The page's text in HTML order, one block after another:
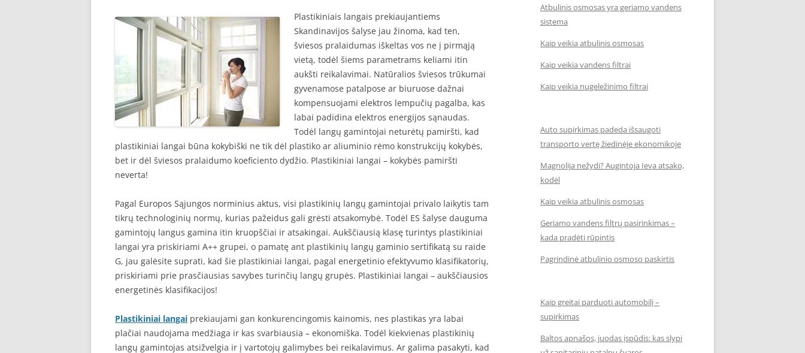
Plastikiniais langais prekiaujantiems
Skandinavijos šalyse jau žinoma, kad ten,
šviesos pralaidumas iškeltas vos ne į pirmąją
vietą, todėl šiems parametrams keliami itin
aukšti reikalavimai. Natūralios šviesos trūkumai
gyvenamose patalpose ar biuruose dažnai
kompensuojami elektros lempučių pagalba, kas
labai padidina elektros energijos sąnaudas.
Todėl langų gamintojai neturėtų pamiršti, kad
plastikiniai langai būna kokybiški ne tik dėl plastiko ar aliuminio rėmo konstrukcijų kokybės,
bet ir dėl šviesos pralaidumo koeficiento dydžio. Plastikiniai langai – kokybės pamiršti
neverta!
Pagal Europos Sąjungos norminius aktus, visi plastikinių langų gamintojai privalo laikytis tam
tikrų technologinių normų, kurias pažeidus gali grėsti atsakomybė. Todėl ES šalyse dauguma
gamintojų langus gamina itin kruopščiai ir atsakingai. Aukščiausią klasę turintys plastikiniai
langai yra priskiriami A++ grupei, o pamatę ant plastikinių langų gaminio sertifikatą su raide
G, jau galėsite suprati, kad šie plastikiniai langai, pagal energetinio efektyvumo klasifikatorių,
priskiriami prie prasčiausias savybes turinčių langų grupės. Plastikiniai langai – aukščiausios
energetinės klasifikacijos!
Plastikiniai langai prekiaujami gan konkurencingomis kainomis, nes plastikas yra labai
plačiai naudojama medžiaga ir kas svarbiausia – ekonomiška. Todėl kiekvienas plastikinių
langų gamintojas atsižvelgia ir į vartotojų galimybes bei reikalavimus. Ar galima pasakyti, kad
Atbulinis osmosas yra geriamo vandens
sistema
Kaip veikia atbulinis osmosas
Kaip veikia vandens filtrai
Kaip veikia nugeležinimo filtrai
Auto supirkimas padeda išsaugoti
transporto vertę žiedinėje ekonomikoje
Magnolija nežydi? Augintoja Ieva atsako,
kodėl
Kaip veikia atbulinis osmosas
Geriamo vandens filtrų pasirinkimas –
kada pradėti rūpintis
Pagrindinė atbulinio osmoso paskirtis
Kaip greitai parduoti automobilį –
supirkimas
Baltos apnašos, juodas įspūdis: kas slypi